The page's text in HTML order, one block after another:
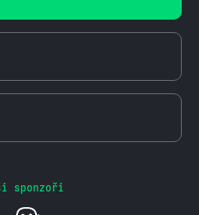
sponzoři